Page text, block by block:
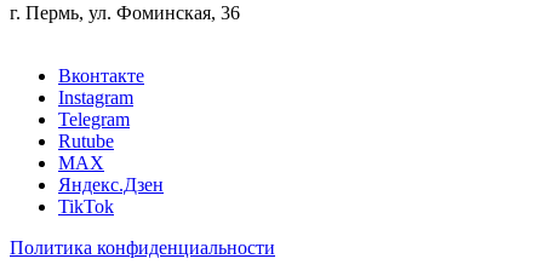
г. Пермь, ул. Фоминская, 36
Вконтакте
Instagram
Telegram
Rutube
MAX
Яндекс.Дзен
TikTok
Политика конфиденциальности